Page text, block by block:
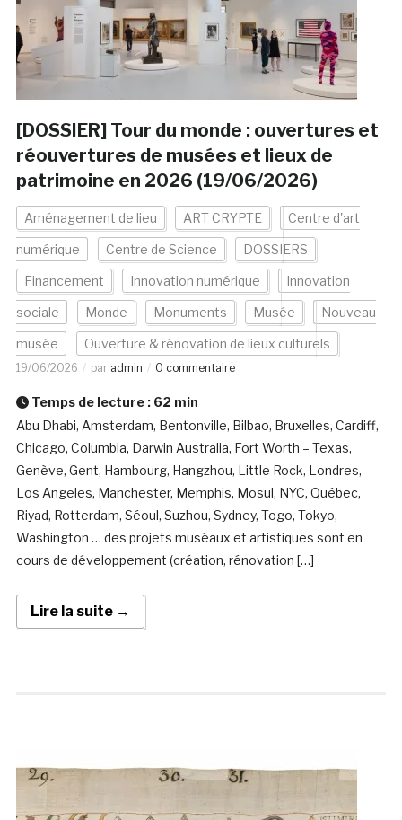
[DOSSIER] Tour du monde : ouvertures et
réouvertures de musées et lieux de
patrimoine en 2026 (19/06/2026)
Aménagement de lieu ART CRYPTE Centre d'art
numérique Centre de Science DOSSIERS
Financement Innovation numérique Innovation
sociale Monde Monuments Musée Nouveau
musée Ouverture & rénovation de lieux culturels
19/06/2026 par admin 0 commentaire
Temps de lecture : 62 min
Abu Dhabi, Amsterdam, Bentonville, Bilbao, Bruxelles, Cardiff,
Chicago, Columbia, Darwin Australia, Fort Worth – Texas,
Genève, Gent, Hambourg, Hangzhou, Little Rock, Londres,
Los Angeles, Manchester, Memphis, Mosul, NYC, Québec,
Riyad, Rotterdam, Séoul, Suzhou, Sydney, Togo, Tokyo,
Washington … des projets muséaux et artistiques sont en
cours de développement (création, rénovation […]
Lire la suite →